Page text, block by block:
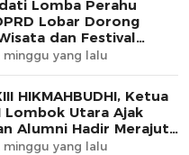
Lomba Perahu
Lobar Dorong
dan Festival
minggu yang lalu
HIKMAHBUDHI, Ketua
Lombok Utara Ajak
Alumni Hadir Merajut
minggu yang lalu